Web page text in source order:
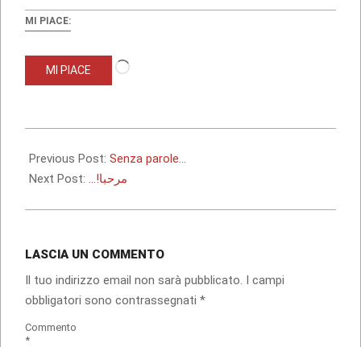
MI PIACE:
MI PIACE
03-
05
Previous Post: Senza parole…
Next Post:
…!مرحبا
LASCIA UN COMMENTO
Il tuo indirizzo email non sarà pubblicato. I campi
obbligatori sono contrassegnati *
Commento
*